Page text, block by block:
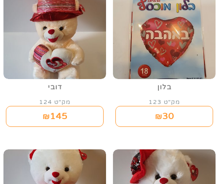
בלון
מק"ט 123
₪30
דובי
מק"ט 124
₪145